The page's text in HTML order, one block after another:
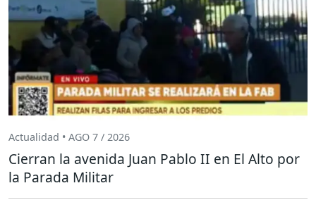
Actualidad • AGO 7 / 2026
Cierran la avenida Juan Pablo II en El Alto por
la Parada Militar